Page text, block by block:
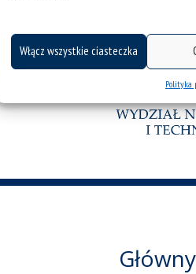
Włącz wszystkie ciasteczka
Polityka